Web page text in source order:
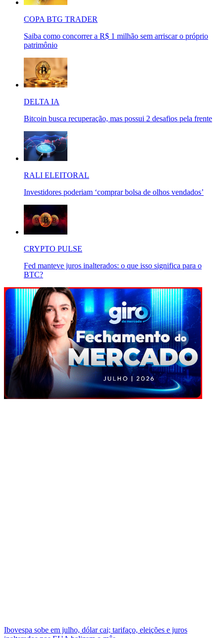
COPA BTG TRADER
Saiba como concorrer a R$ 1 milhão sem arriscar o próprio
patrimônio
DELTA IA
Bitcoin busca recuperação, mas possui 2 desafios pela frente
RALI ELEITORAL
Investidores poderiam ‘comprar bolsa de olhos vendados’
CRYPTO PULSE
Fed manteve juros inalterados: o que isso significa para o
BTC?
Ibovespa sobe em julho, dólar cai; tarifaço, eleições e juros